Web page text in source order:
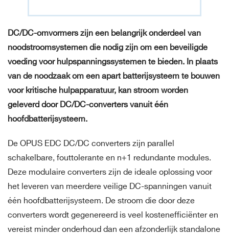
DC/DC-omvormers zijn een belangrijk onderdeel van
noodstroomsystemen die nodig zijn om een ​​beveiligde
voeding voor hulpspanningssystemen te bieden. In plaats
van de noodzaak om een ​​apart batterijsysteem te bouwen
voor kritische hulpapparatuur, kan stroom worden
geleverd door DC/DC-converters vanuit één
hoofdbatterijsysteem.
De OPUS EDC DC/DC converters zijn parallel
schakelbare, fouttolerante en n+1 redundante modules.
Deze modulaire converters zijn de ideale oplossing voor
het leveren van meerdere veilige DC-spanningen vanuit
één hoofdbatterijsysteem. De stroom die door deze
converters wordt gegenereerd is veel kostenefficiënter en
vereist minder onderhoud dan een afzonderlijk standalone